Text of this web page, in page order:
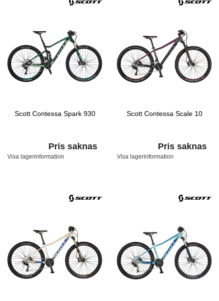
Scott Contessa Spark 930
Pris saknas
Visa lagerinformation
Scott Contessa Scale 10
Pris saknas
Visa lagerinformation